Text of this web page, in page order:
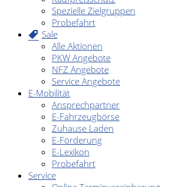
Spezielle Zielgruppen
Probefahrt
Sale
Alle Aktionen
PKW Angebote
NFZ Angebote
Service Angebote
E-Mobilität
Ansprechpartner
E-Fahrzeugbörse
Zuhause Laden
E-Förderung
E-Lexikon
Probefahrt
Service